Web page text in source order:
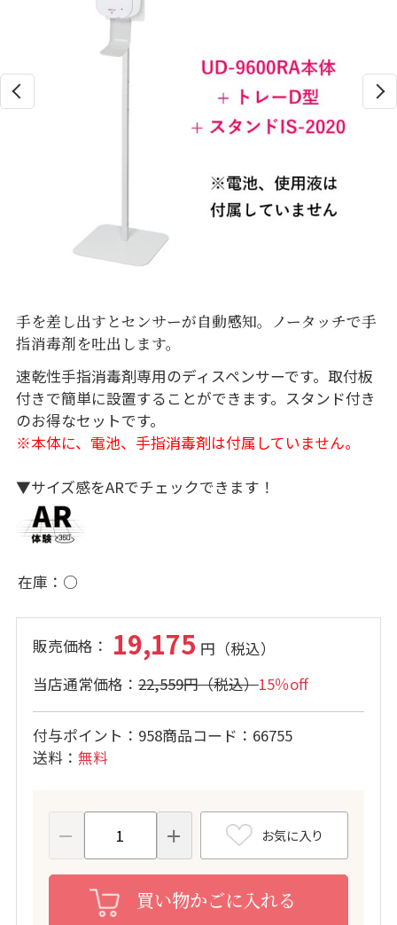
手を差し出すとセンサーが自動感知。ノータッチで手
指消毒剤を吐出します。
速乾性手指消毒剤専用のディスペンサーです。取付板
付きで簡単に設置することができます。スタンド付き
のお得なセットです。
※本体に、電池、手指消毒剤は付属していません。
▼サイズ感をARでチェックできます！
在庫 ○
19,175
22,559円 15％off
付与ポイント 958商品コード
66755
送料
無料
お気に入り
買い物かごに入れる